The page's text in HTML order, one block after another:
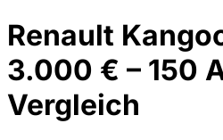
Renault
3.000 € – 150
Vergleich